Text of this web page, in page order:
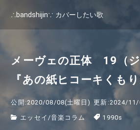
∴bandshijin∵ カバーしたい歌
メーヴェの正体 19（ジ
『あの紙ヒコーキくも
公開:2020/08/08(土曜日) 更新:2024/11/
エッセイ /音楽コラム 1990s